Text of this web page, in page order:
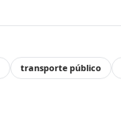
transporte público